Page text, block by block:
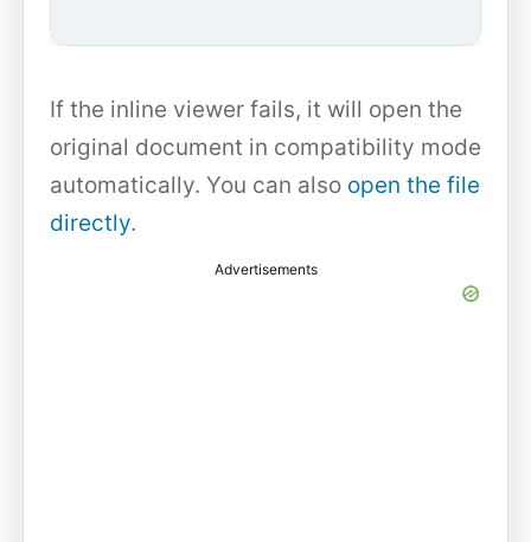
If the inline viewer fails, it will open the
original document in compatibility mode
automatically. You can also open the file
directly.
Advertisements